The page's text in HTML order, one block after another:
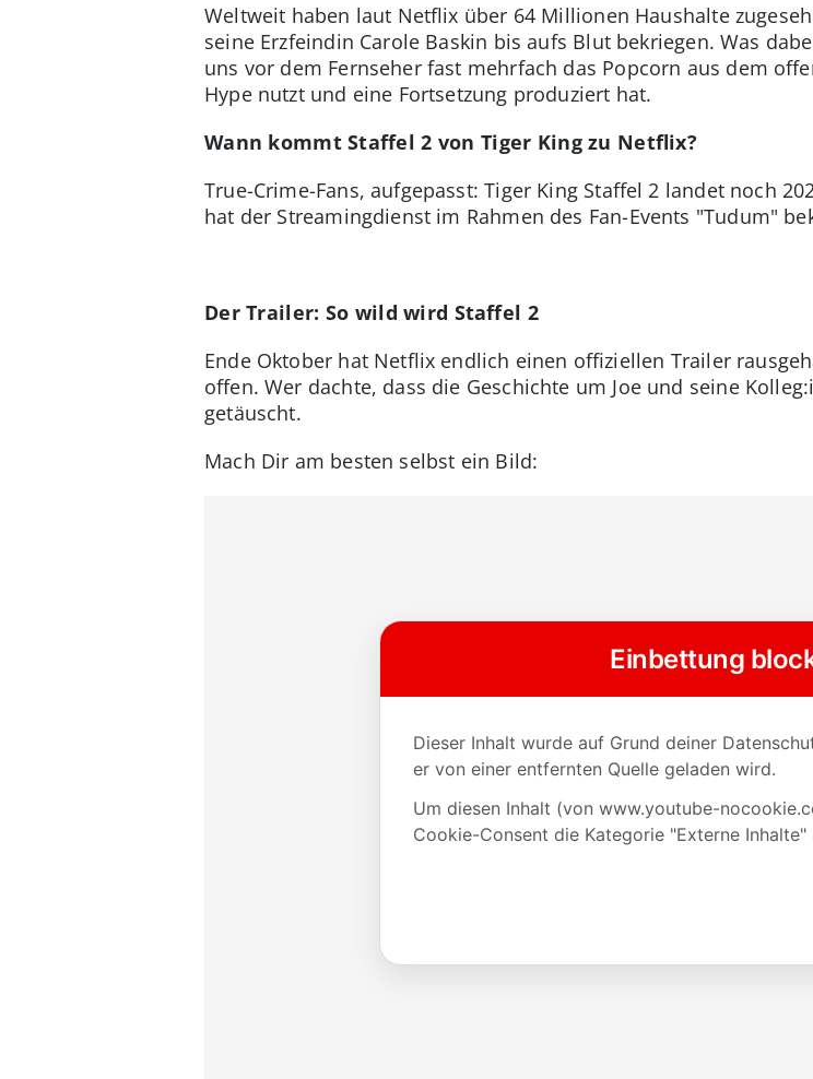
Weltweit haben laut Netflix über 64 Millionen Haushalte
seine Erzfeindin Carole Baskin bis aufs Blut bekriegen. Was
uns vor dem Fernseher fast mehrfach das Popcorn aus dem
Hype nutzt und eine Fortsetzung produziert hat.
Wann kommt Staffel 2 von Tiger King zu Netflix?
True-Crime-Fans, aufgepasst: Tiger King Staffel 2 landet noch
hat der Streamingdienst im Rahmen des Fan-Events "Tudum"
Der Trailer: So wild wird Staffel 2
Ende Oktober hat Netflix endlich einen offiziellen Trailer
offen. Wer dachte, dass die Geschichte um Joe und seine
getäuscht.
Mach Dir am besten selbst ein Bild: